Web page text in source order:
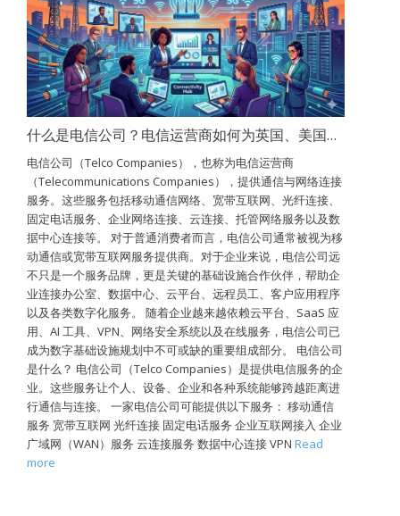
什么是电信公司？电信运营商如何为英国、美国和加拿大提供网络连接支持？
电信公司（Telco Companies），也称为电信运营商
（Telecommunications Companies），提供通信与网络连接
服务。这些服务包括移动通信网络、宽带互联网、光纤连接、
固定电话服务、企业网络连接、云连接、托管网络服务以及数
据中心连接等。 对于普通消费者而言，电信公司通常被视为移
动通信或宽带互联网服务提供商。对于企业来说，电信公司远
不只是一个服务品牌，更是关键的基础设施合作伙伴，帮助企
业连接办公室、数据中心、云平台、远程员工、客户应用程序
以及各类数字化服务。 随着企业越来越依赖云平台、SaaS 应
用、AI 工具、VPN、网络安全系统以及在线服务，电信公司已
成为数字基础设施规划中不可或缺的重要组成部分。 电信公司
是什么？ 电信公司（Telco Companies）是提供电信服务的企
业。这些服务让个人、设备、企业和各种系统能够跨越距离进
行通信与连接。 一家电信公司可能提供以下服务： 移动通信
服务 宽带互联网 光纤连接 固定电话服务 企业互联网接入 企业
广域网（WAN）服务 云连接服务 数据中心连接 VPN Read
more